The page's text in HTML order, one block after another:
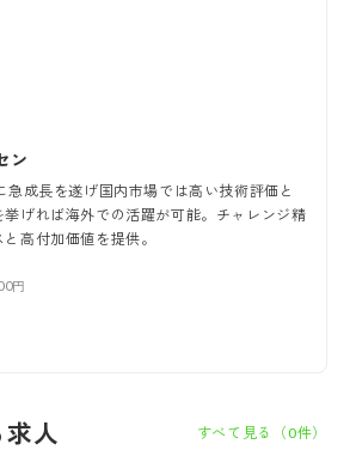
ン
急成長を遂げ国内市場では高い技術評価と
挙げれば海外での活躍が可能。チャレンジ精
高付加価値を提供。
円
人 すべて見る（0件）